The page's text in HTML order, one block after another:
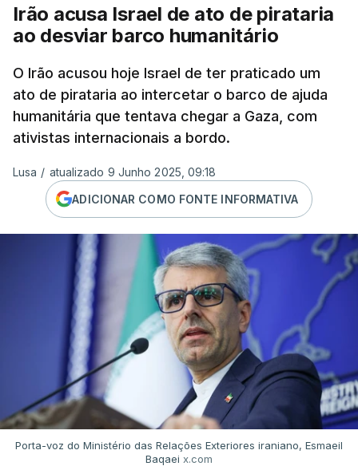
Irão acusa Israel de ato de pirataria
ao desviar barco humanitário
O Irão acusou hoje Israel de ter praticado um
ato de pirataria ao intercetar o barco de ajuda
humanitária que tentava chegar a Gaza, com
ativistas internacionais a bordo.
Lusa / atualizado 9 Junho 2025, 09:18
ADICIONAR COMO FONTE INFORMATIVA
Porta-voz do Ministério das Relações Exteriores iraniano, Esmaeil
Baqaei x.com